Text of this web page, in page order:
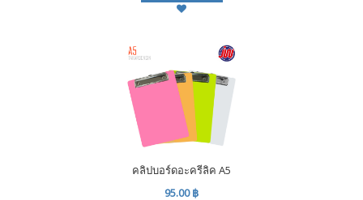
คลิปบอร์ดอะครีลิค A5
95.00 ฿